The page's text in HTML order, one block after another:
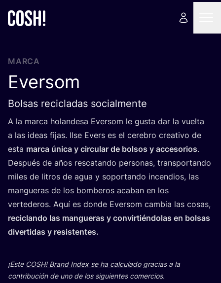
MARCA
Eversom
Bolsas recicladas socialmente
A la mar­ca holan­de­sa Ever­som le gus­ta dar la vuel­ta
a las ideas fijas. Ilse Evers es el cere­bro crea­ti­vo de
esta mar­ca úni­ca y cir­cu­lar de bol­sos y acce­so­rios.
Des­pués de años res­ca­tan­do per­so­nas, trans­por­tan­do
miles de litros de agua y sopor­tan­do incen­dios, las
man­gue­ras de los bom­be­ros aca­ban en los
ver­te­de­ros. Aquí es don­de Ever­som cam­bia las cosas,
reci­clan­do las man­gue­ras y con­vir­tién­do­las en bol­sas
diver­ti­das y resistentes.
¡Este COSH! Brand Index se ha cal­cu­la­dogra­cias a la
con­tri­bu­ción de uno de los siguien­tes comercios.